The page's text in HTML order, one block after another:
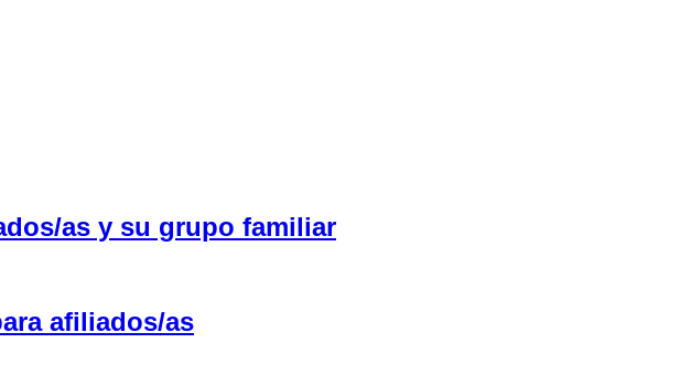
as y su grupo familiar
afiliados/as